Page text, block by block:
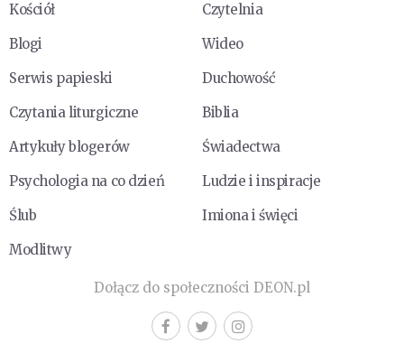
Kościół
Czytelnia
Blogi
Wideo
Serwis papieski
Duchowość
Czytania liturgiczne
Biblia
Artykuły blogerów
Świadectwa
Psychologia na co dzień
Ludzie i inspiracje
Ślub
Imiona i święci
Modlitwy
Dołącz do społeczności DEON.pl